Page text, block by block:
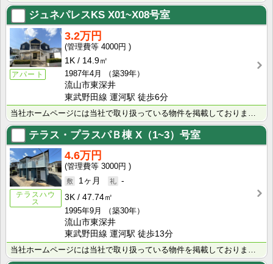
ジュネパレスKS X01~X08号室
アパート
3.2万円
4000円
1K
14.9㎡
1987年4月
（築39年）
流山市東深井
東武野田線 運河駅 徒歩6分
テラス・プラスパＢ棟 X（1~3）号室
テラスハウ
ス
4.6万円
3000円
1ヶ月
-
3K
47.74㎡
1995年9月
（築30年）
流山市東深井
東武野田線 運河駅 徒歩13分